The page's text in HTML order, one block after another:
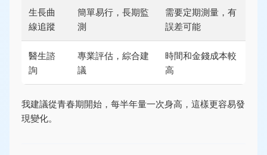
生長曲
線追蹤
簡單易行，長期監
測
需要定期測量，有
誤差可能
醫生諮
詢
專業評估，綜合建
議
時間和金錢成本較
高
我建議從青春期開始，每半年量一次身高，這樣更容易發
現變化。